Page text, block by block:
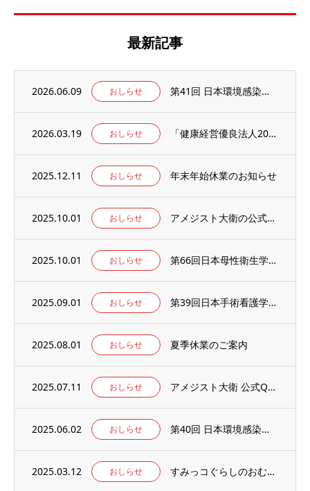
最新記事
2026.06.09 おしらせ 第41回 日本環境感染学会総会・学術集会の併設展示ブースに出展いたします。
2026.03.19 おしらせ 「健康経営優良法人2026」の認定を取得しました。
2025.12.11 おしらせ 年末年始休業のお知らせ
2025.10.01 おしらせ アメジスト大衛の公式WEBサイト【アメジストAmazonブランドサイト】がオープン！
2025.10.01 おしらせ 第66回日本母性衛生学会学術集会の併設出展ブースに出展のお知らせ
2025.09.01 おしらせ 第39回日本手術看護学会年次大会の併設出展ブースに出展のお知らせ
2025.08.01 おしらせ 夏季休業のご案内
2025.07.11 おしらせ アメジスト大衛 公式Qoo10店 がオープンしました
2025.06.02 おしらせ 第40回 日本環境感染学会総会・学術集会の併設展示ブースに出展いたします。
2025.03.12 おしらせ すみっコぐらしのおむつ替えマット 当社楽天ECサイトでお取り扱い中